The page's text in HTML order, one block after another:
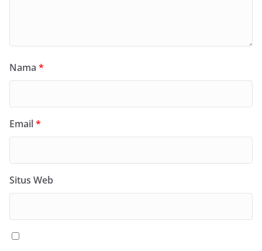
Nama *
Email*
Situs Web